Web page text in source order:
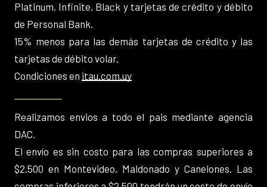
Platinum, Infinite, Black y tarjetas de crédito y débito
de Personal Bank.
15% menos para las demás tarjetas de crédito y las
tarjetas de débito volar.
Condiciones en itau.com.uy
Realizamos envios a todo el pais mediante agencia
DAC.
El envío es sin costo para las compras superiores a
$2.500 en Montevideo, Maldonado y Canelones. Las